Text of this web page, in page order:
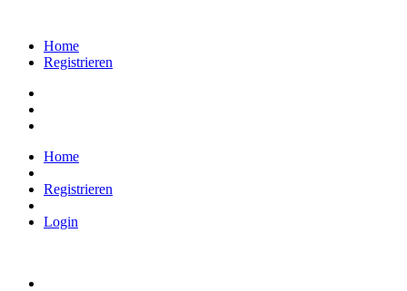
Home
Registrieren
Home
Registrieren
Login